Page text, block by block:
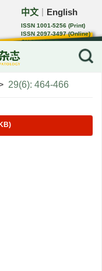
中文 English
ISSN 1001-5256 (Print)
ISSN 2097-3497 (Online)
CN 22-1108/R
29(6): 464-466